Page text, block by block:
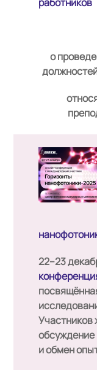
о
22–23
Участников
обсуждение
и обмен